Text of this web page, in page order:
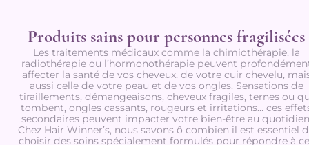
Produits sains pour personnes fragilisées
Les traitements médicaux comme la chimiothérapie, la
radiothérapie ou l’hormonothérapie peuvent
affecter la santé de vos cheveux, de votre cuir chevelu,
aussi celle de votre peau et de vos ongles. Sensations de
tiraillements, démangeaisons, cheveux fragiles, ternes ou
tombent, ongles cassants, rougeurs et irritations… ces
secondaires peuvent impacter votre bien-être au
Chez Hair Winner’s, nous savons ô combien il est essentiel
choisir des soins spécialement formulés pour répondre à